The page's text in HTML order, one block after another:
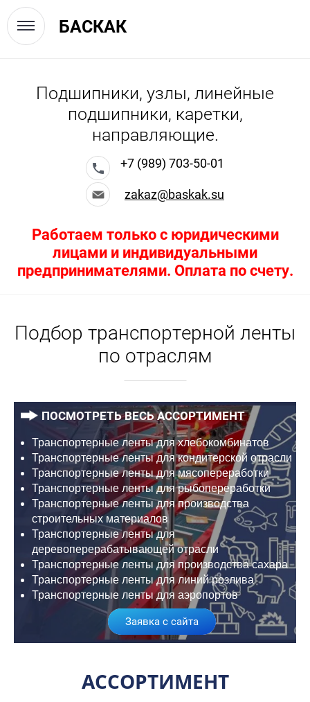
БАСКАК
Подшипники, узлы, линейные
подшипники, каретки,
направляющие.
+7 (989) 703-50-01
zakaz@baskak.su
Работаем только с юридическими
лицами и индивидуальными
предпринимателями. Оплата по счету.
Подбор транспортерной ленты
по отраслям
ПОСМОТРЕТЬ ВЕСЬ АССОРТИМЕНТ
Транспортерные ленты для хлебокомбинатов
Транспортерные ленты для кондитерской отрасли
Транспортерные ленты для мясопереработки
Транспортерные ленты для рыбопереработки
Транспортерные ленты для производства
строительных материалов
Транспортерные ленты для
деревоперерабатывающей отрасли
Транспортерные ленты для производства сахара
Транспортерные ленты для линий розлива
Транспортерные ленты для аэропортов
Заявка с сайта
АССОРТИМЕНТ